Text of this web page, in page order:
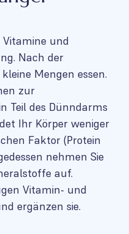
und
Nach der
Mengen essen.
zur
Teil des Dünndarms
Ihr Körper weniger
Faktor (Protein
nehmen Sie
auf.
Vitamin- und
ergänzen sie.